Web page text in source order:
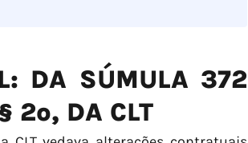
DA SÚMULA 372
2º, DA CLT